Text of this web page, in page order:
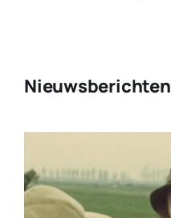
Nieuwsberichten